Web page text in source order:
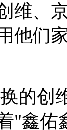
维
他们
的
"鑫